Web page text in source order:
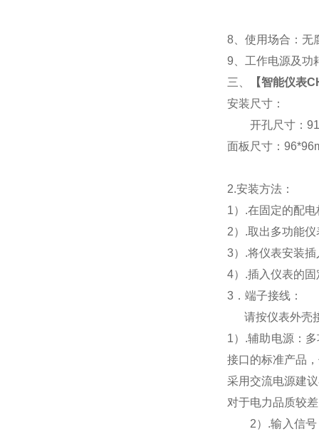
8 、使用场合：
9 、工作电源及功
三、
【智能仪表
安装尺寸：
开孔尺寸：
面板尺寸：
2.安装方法：
1）.在固定的配
2）.取出多功能
3）.将仪表安装
4）.插入仪表的
3 ．端子接线：
请按仪表外壳
1） .辅助电源：
接口的标准产品
采用交流电源建
对于电力品质较
2） .输入信